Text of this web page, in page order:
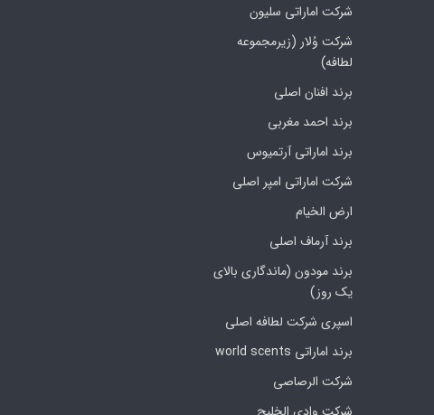
شرکت اماراتی سلیون
شرکت وُلار (زیرمجموعه
لطافه)
برند افنان اصلی
برند احمد مغربی
برند اماراتی آرتمیوس
شرکت اماراتی امپر اصلی
ارض الخیام
برند آرماف اصلی
برند مودون (ماندگاری بالای
یک روز)
اسپری شرکت لطافه اصلی
برند اماراتی world scents
شرکت الرصاصی